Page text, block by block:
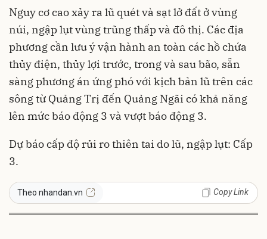
Nguy cơ cao xảy ra lũ quét và sạt lở đất ở vùng
núi, ngập lụt vùng trũng thấp và đô thị. Các địa
phương cần lưu ý vận hành an toàn các hồ chứa
thủy điện, thủy lợi trước, trong và sau bão, sẵn
sàng phương án ứng phó với kịch bản lũ trên các
sông từ Quảng Trị đến Quảng Ngãi có khả năng
lên mức báo động 3 và vượt báo động 3.
Dự báo cấp độ rủi ro thiên tai do lũ, ngập lụt: Cấp
3.
Theo nhandan.vn Copy Link